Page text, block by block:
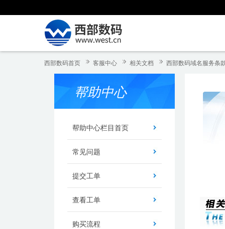
西部数码首页 客服中心 相关文档 西部数码域名服务条
帮助中心
帮助中心栏目首页
常见问题
提交工单
查看工单
购买流程